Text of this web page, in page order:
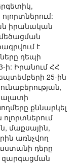
իրանական
է
դեպի
ի: Իրանում ՀՀ
25-ին
քննարկել
մաքսային,
առնչվող
դերը
զարգացման